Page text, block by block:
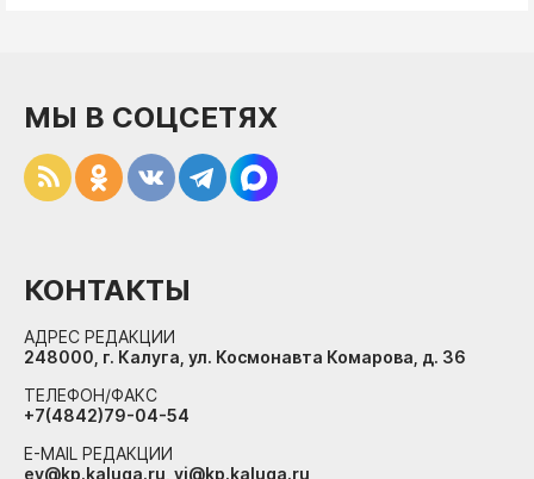
МЫ В СОЦСЕТЯХ
КОНТАКТЫ
АДРЕС РЕДАКЦИИ
248000, г. Калуга, ул. Космонавта Комарова, д. 36
ТЕЛЕФОН/ФАКС
+7(4842)79-04-54
E-MAIL РЕДАКЦИИ
ev@kp.kaluga.ru, vi@kp.kaluga.ru